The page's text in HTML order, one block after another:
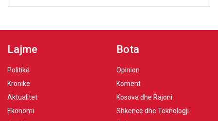
Lajme
Politikë
Kronikë
Aktualitet
Ekonomi
Bota
Opinion
Koment
Kosova dhe Rajoni
Shkencë dhe Teknologji